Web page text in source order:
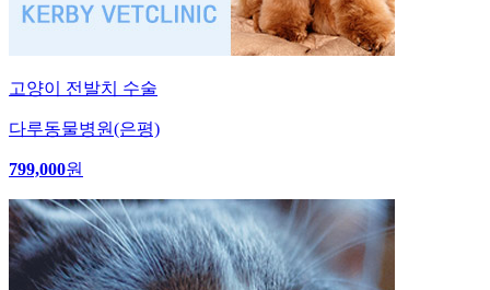
고양이 전발치 수술
다루동물병원(은평)
799,000원